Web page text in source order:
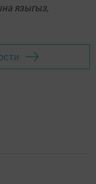
языгыз,